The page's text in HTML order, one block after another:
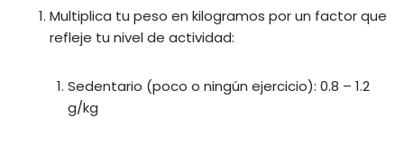
Multiplica tu peso en kilogramos por un factor que
refleje tu nivel de actividad:
Sedentario (poco o ningún ejercicio): 0.8 – 1.2
g/kg